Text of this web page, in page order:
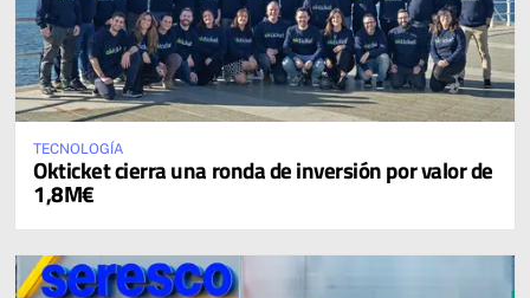
TECNOLOGÍA
Okticket cierra una ronda de inversión por valor de
1,8M€